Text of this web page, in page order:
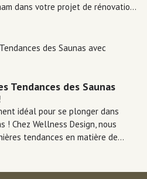
dans votre projet de rénovation
Tendances des Saunas
idéal pour se plonger dans
! Chez Wellness Design, nous
tendances en matière de